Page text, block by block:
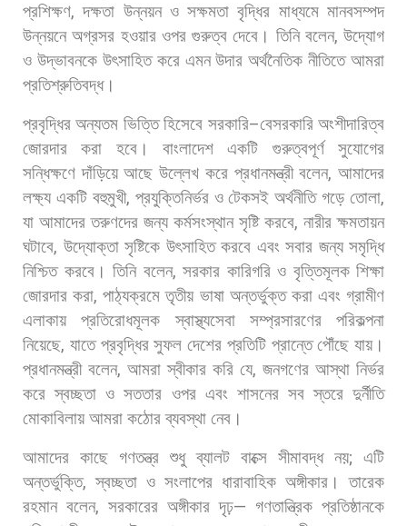
প্রশিক্ষণ,দক্ষতা উন্নয়ন ও সক্ষমতা বৃদ্ধির মাধ্যমে মানবসম্পদ
উন্নয়নে অগ্রসর হওয়ার ওপর গুরুত্ব দেবে। তিনি বলেন, উদ্যোগ
ও উদ্ভাবনকে উৎসাহিত করে এমন উদার অর্থনৈতিক নীতিতে আমরা
প্রতিশ্রুতিবদ্ধ।
প্রবৃদ্ধির অন্যতম ভিত্তি হিসেবে সরকারি–বেসরকারি অংশীদারিত্ব
জোরদার
করা হবে। বাংলাদেশ একটি গুরুত্বপূর্ণ
সুযোগের
সন্ধিক্ষণে দাঁড়িয়ে আছে উল্লেখ করে প্রধানমন্ত্রী বলেন,আমাদের
লক্ষ্য একটি বহুমুখী, প্রযুক্তিনির্ভর ও টেকসই অর্থনীতি গড়ে তোলা,
যা আমাদের তরুণদের জন্য কর্মসংস্থান সৃষ্টি করবে, নারীর ক্ষমতায়ন
ঘটাবে, উদ্যোক্তা সৃষ্টিকে উৎসাহিত করবে এবং সবার জন্য সমৃদ্ধি
নিশ্চিত করবে। তিনি বলেন, সরকার কারিগরি ও বৃত্তিমূলক শিক্ষা
জোরদার করা,পাঠ্যক্রমে তৃতীয় ভাষা অন্তর্ভুক্ত করা এবং গ্রামীণ
এলাকায়
প্রতিরোধমূলক স্বাস্থ্যসেবা সম্প্রসারণের
পরিকল্পনা
নিয়েছে, যাতে প্রবৃদ্ধির সুফল দেশের প্রতিটি প্রান্তে পৌঁছে যায়।
প্রধানমন্ত্রী বলেন, আমরা স্বীকার করি যে, জনগণের আস্থা নির্ভর
করে স্বচ্ছতা ও সততার ওপর এবং শাসনের সব স্তরে দুর্নীতি
মোকাবিলায় আমরা কঠোর ব্যবস্থা নেব।
আমাদের কাছে গণতন্ত্র শুধু ব্যালট বাক্সে সীমাবদ্ধ নয়; এটি
অন্তর্ভুক্তি,স্বচ্ছতা ও সংলাপের ধারাবাহিক অঙ্গীকার। তারেক
রহমান বলেন, সরকারের অঙ্গীকার দৃঢ়— গণতান্ত্রিক প্রতিষ্ঠানকে